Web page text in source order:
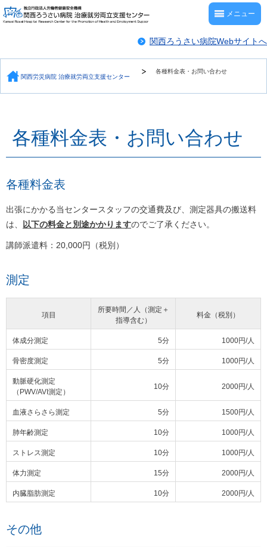
メニュー
関西ろうさい病院Webサイトへ
関西労災病院 治療就労両立支援センター
各種料金表・お問い合わせ
各種料金表・お問い合わせ
各種料金表
出張にかかる当センタースタッフの交通費及び、測定器具の搬送料
は、
以下の料金と別途かかりますのでご了承ください。
講師派遣料：20,000円（税別）
測定
項目
所要時間／人（測定＋
指導含む）
料金（税別）
体成分測定 5分 1000円/人
骨密度測定 5分 1000円/人
動脈硬化測定
（PWV/AVI測定）
10分 2000円/人
血液さらさら測定 5分 1500円/人
肺年齢測定 10分 1000円/人
ストレス測定 10分 1000円/人
体力測定 15分 2000円/人
内臓脂肪測定 10分 2000円/人
その他